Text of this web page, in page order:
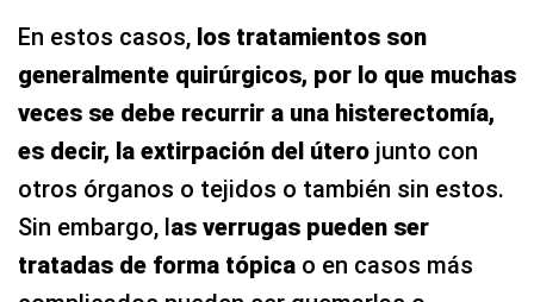
En estos casos, los tratamientos son
generalmente quirúrgicos, por lo que muchas
veces se debe recurrir a una histerectomía,
es decir, la extirpación del útero junto con
otros órganos o tejidos o también sin estos.
Sin embargo, las verrugas pueden ser
tratadas de forma tópica o en casos más